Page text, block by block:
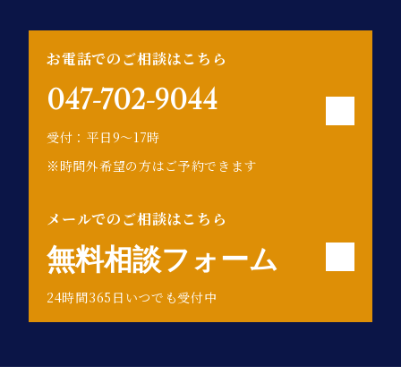
お電話でのご相談はこちら
047-702-9044
受付：平日9〜17時
※時間外希望の方はご予約できます
メールでのご相談はこちら
無料相談フォーム
24時間365日いつでも受付中